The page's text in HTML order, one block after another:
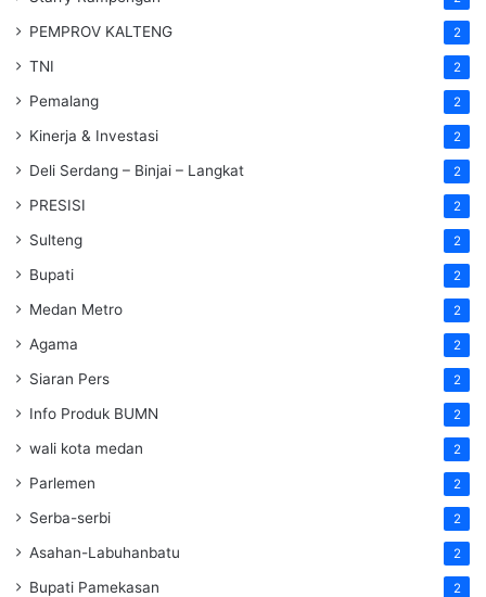
PEMPROV KALTENG 2
TNI 2
Pemalang 2
Kinerja & Investasi 2
Deli Serdang – Binjai – Langkat 2
PRESISI 2
Sulteng 2
Bupati 2
Medan Metro 2
Agama 2
Siaran Pers 2
Info Produk BUMN 2
wali kota medan 2
Parlemen 2
Serba-serbi 2
Asahan-Labuhanbatu 2
Bupati Pamekasan 2